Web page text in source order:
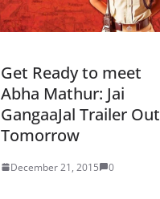
Get Ready to meet
Abha Mathur: Jai
GangaaJal Trailer Out
Tomorrow
December 21, 2015 0